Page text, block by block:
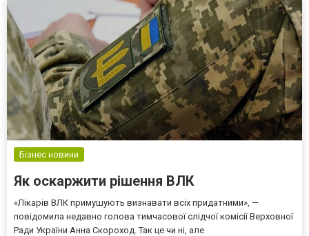
категории. Midea — лидер п...
Бізнес новини
Як оскаржити рішення ВЛК
«Лікарів ВЛК примушують визнавати всіх придатними», —
повідомила недавно голова тимчасової слідчої комісії Верховної
Ради України Анна Скороход. Так це чи ні, але